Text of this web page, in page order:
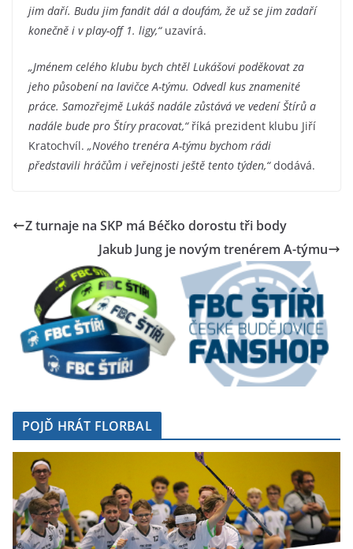
jim daří. Budu jim fandit dál a doufám, že už se jim zadaří
konečně i v play-off 1. ligy,“uzavírá.
„Jménem celého klubu bych chtěl Lukášovi poděkovat za
jeho působení na lavičce A-týmu. Odvedl kus znamenité
práce. Samozřejmě Lukáš nadále zůstává ve vedení Štírů a
nadále bude pro Štíry pracovat,“říká prezident klubu Jiří
Kratochvíl. „Nového trenéra A-týmu bychom rádi
představili hráčům i veřejnosti ještě tento týden,“dodává.
Z turnaje na SKP má Béčko dorostu tři body
Jakub Jung je novým trenérem A-týmu
POJĎ HRÁT FLORBAL